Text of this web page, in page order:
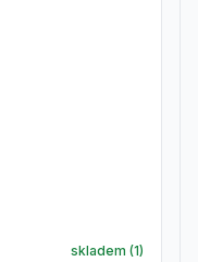
skladem (1)